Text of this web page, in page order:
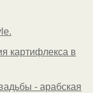
картифлекса в
- арабская